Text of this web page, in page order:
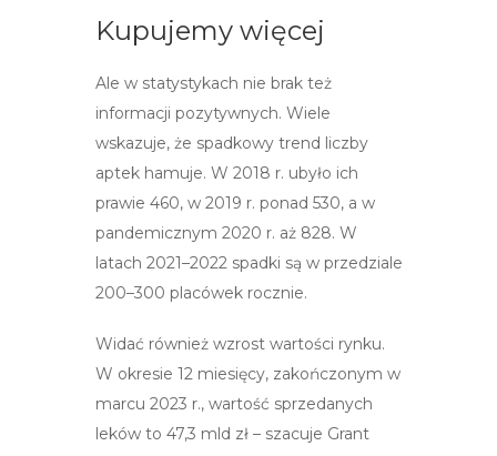
Kupujemy więcej
Ale w statystykach nie brak też
informacji pozytywnych. Wiele
wskazuje, że spadkowy trend liczby
aptek hamuje. W 2018 r. ubyło ich
prawie 460, w 2019 r. ponad 530, a w
pandemicznym 2020 r. aż 828. W
latach 2021–2022 spadki są w przedziale
200–300 placówek rocznie.
Widać również wzrost wartości rynku.
W okresie 12 miesięcy, zakończonym w
marcu 2023 r., wartość sprzedanych
leków to 47,3 mld zł – szacuje Grant